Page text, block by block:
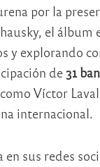
por la
el álbum
y explorando
de 31
Víctor
internacional.
sus redes